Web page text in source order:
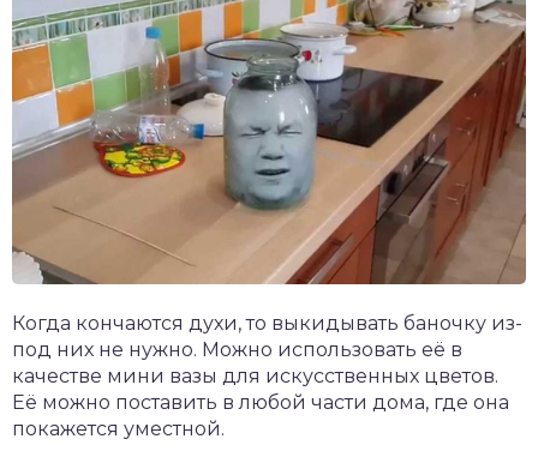
Когда кончаются духи, то выкидывать баночку из-
под них не нужно. Можно использовать её в
качестве мини вазы для искусственных цветов.
Её можно поставить в любой части дома, где она
покажется уместной.